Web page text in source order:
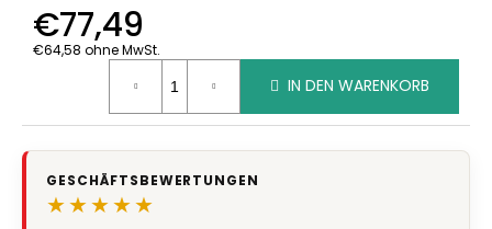
€77,49
€64,58 ohne MwSt.
Verkaufspreis:
IN DEN WARENKORB
GESCHÄFTSBEWERTUNGEN
★★★★★